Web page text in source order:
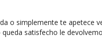
o simplemente te apetece
satisfecho le